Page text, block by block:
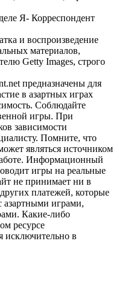
Я- Корреспондент
и воспроизведение
материалов,
Getty Images, строго
предназначены для
в азартных играх
Соблюдайте
игры. При
зависимости
Помните, что
являться источником
Информационный
игры на реальные
не принимает ни в
платежей, которые
азартными играми,
Какие-либо
ресурсе
исключительно в